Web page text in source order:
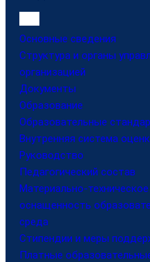
Основные сведения
Структура и органы
организацией
Документы
Образование
Образовательные
Внутренняя система
Руководство
Педагогический состав
Материально-
оснащенность
среда
Стипендии и меры
Платные